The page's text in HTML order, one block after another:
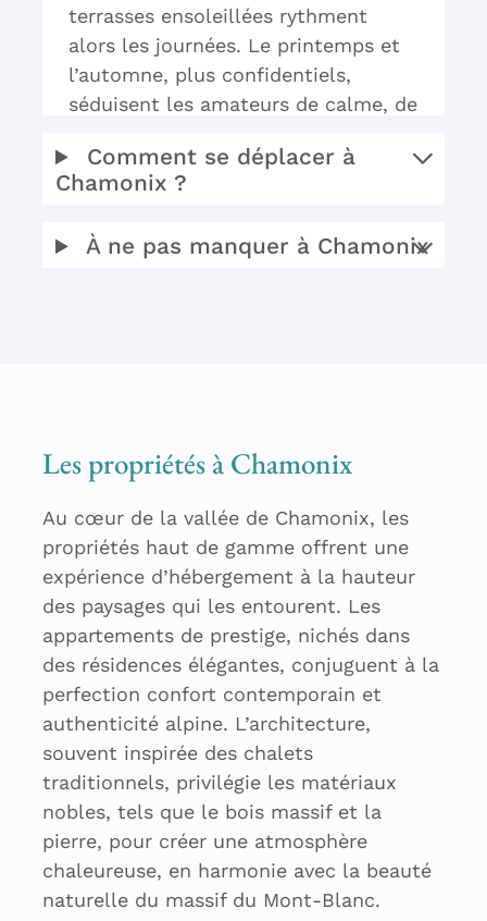
terrasses ensoleillées rythment
alors les journées. Le printemps et
l’automne, plus confidentiels,
séduisent les amateurs de calme, de
Comment se déplacer à
Chamonix ?
À ne pas manquer à Chamonix
Les propriétés à Chamonix
Au cœur de la vallée de Chamonix, les
propriétés haut de gamme offrent une
expérience d’hébergement à la hauteur
des paysages qui les entourent. Les
appartements de prestige, nichés dans
des résidences élégantes, conjuguent à la
perfection confort contemporain et
authenticité alpine. L’architecture,
souvent inspirée des chalets
traditionnels, privilégie les matériaux
nobles, tels que le bois massif et la
pierre, pour créer une atmosphère
chaleureuse, en harmonie avec la beauté
naturelle du massif du Mont-Blanc.